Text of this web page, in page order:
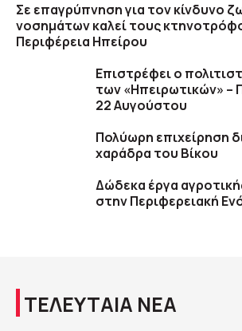
Σε επαγρύπνηση για τον κίνδυνο
νοσημάτων καλεί τους
Περιφέρεια Ηπείρου
Επιστρέφει ο
των «Ηπειρωτικών» –
22 Αυγούστου
Πολύωρη επιχείρηση
χαράδρα του Βίκου
Δώδεκα έργα
στην Περιφερειακή
ΤΕΛΕΥΤΑΙΑ ΝΕΑ